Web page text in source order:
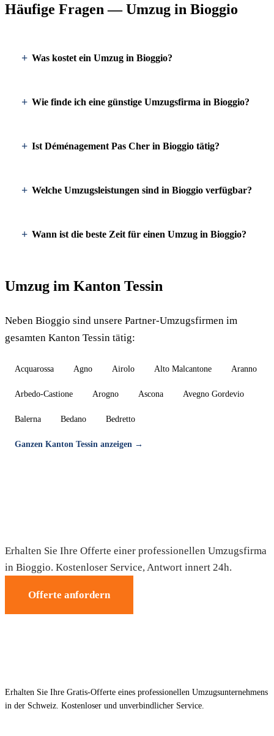
Häufige Fragen — Umzug in Bioggio
Was kostet ein Umzug in Bioggio?
Wie finde ich eine günstige Umzugsfirma in Bioggio?
Ist Déménagement Pas Cher in Bioggio tätig?
Welche Umzugsleistungen sind in Bioggio verfügbar?
Wann ist die beste Zeit für einen Umzug in Bioggio?
Umzug im Kanton Tessin
Neben Bioggio sind unsere Partner-Umzugsfirmen im
gesamten Kanton Tessin tätig:
Acquarossa Agno Airolo Alto Malcantone Aranno
Arbedo-Castione Arogno Ascona Avegno Gordevio
Balerna Bedano Bedretto
Ganzen Kanton Tessin anzeigen →
Erhalten Sie Ihre Offerte einer professionellen Umzugsfirma
in Bioggio. Kostenloser Service, Antwort innert 24h.
Offerte anfordern
Erhalten Sie Ihre Gratis-Offerte eines professionellen Umzugsunternehmens
in der Schweiz. Kostenloser und unverbindlicher Service.